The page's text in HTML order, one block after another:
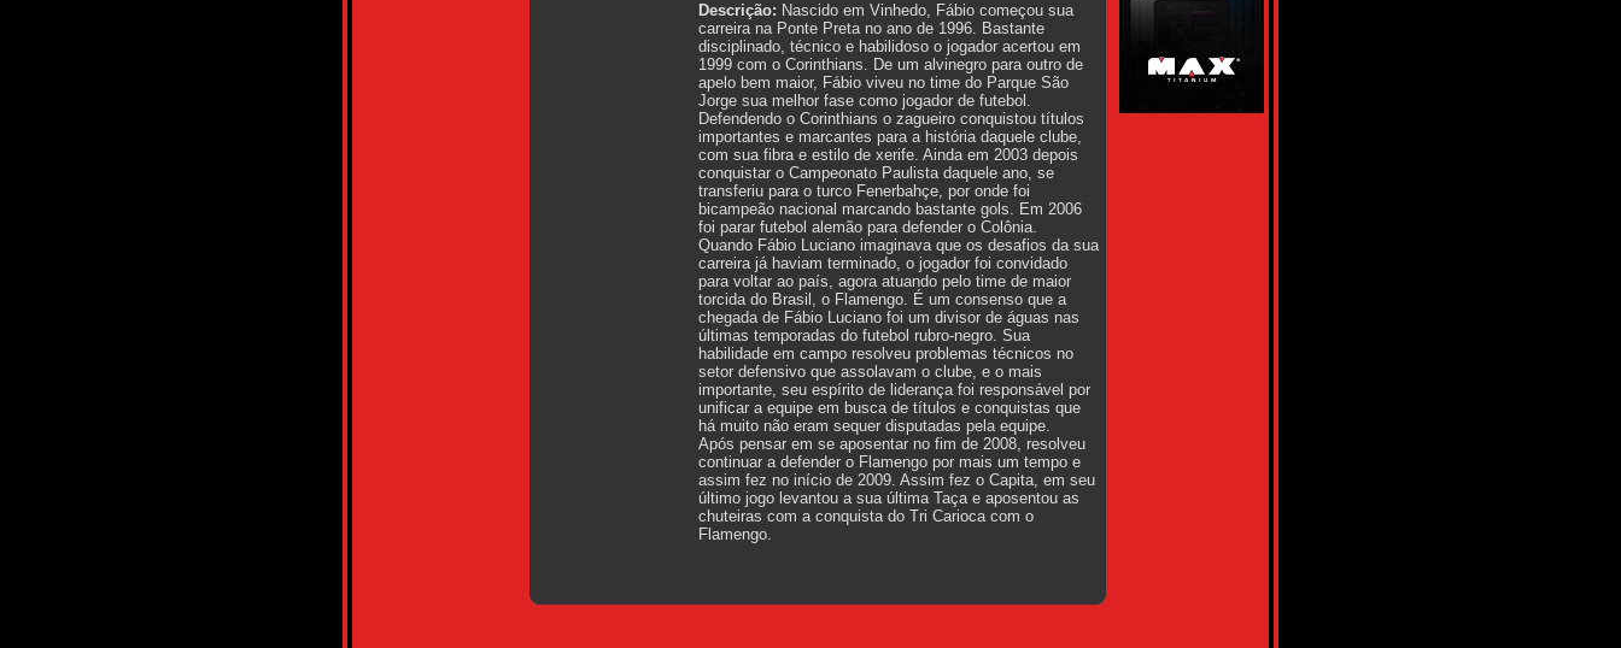
Descrição: Nascido em Vinhedo, Fábio começou sua
carreira na Ponte Preta no ano de 1996. Bastante
disciplinado, técnico e habilidoso o jogador acertou em
1999 com o Corinthians. De um alvinegro para outro de
apelo bem maior, Fábio viveu no time do Parque São
Jorge sua melhor fase como jogador de futebol.
Defendendo o Corinthians o zagueiro conquistou títulos
importantes e marcantes para a história daquele clube,
com sua fibra e estilo de xerife. Ainda em 2003 depois
conquistar o Campeonato Paulista daquele ano, se
transferiu para o turco Fenerbahçe, por onde foi
bicampeão nacional marcando bastante gols. Em 2006
foi parar futebol alemão para defender o Colônia.
Quando Fábio Luciano imaginava que os desafios da sua
carreira já haviam terminado, o jogador foi convidado
para voltar ao país, agora atuando pelo time de maior
torcida do Brasil, o Flamengo. É um consenso que a
chegada de Fábio Luciano foi um divisor de águas nas
últimas temporadas do futebol rubro-negro. Sua
habilidade em campo resolveu problemas técnicos no
setor defensivo que assolavam o clube, e o mais
importante, seu espírito de liderança foi responsável por
unificar a equipe em busca de títulos e conquistas que
há muito não eram sequer disputadas pela equipe.
Após pensar em se aposentar no fim de 2008, resolveu
continuar a defender o Flamengo por mais um tempo e
assim fez no início de 2009. Assim fez o Capita, em seu
último jogo levantou a sua última Taça e aposentou as
chuteiras com a conquista do Tri Carioca com o
Flamengo.